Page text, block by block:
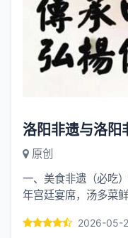
原创
一、美食非遗（必吃
年宫廷宴席，汤多菜
馅嫩，洛阳经...2026-05-